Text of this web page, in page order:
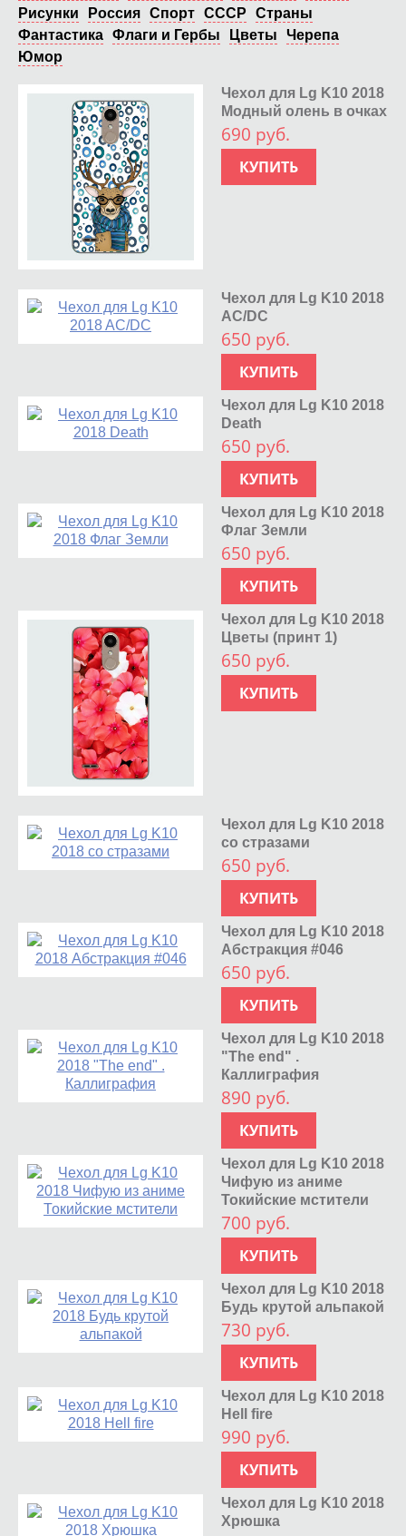
Рисунки
Россия Спорт СССР
Страны
Фантастика Флаги и Гербы Цветы
Черепа
Юмор
Чехол для Lg K10 2018
Модный олень в очках
690 руб.
КУПИТЬ
Чехол для Lg K10 2018
AC/DC
650 руб.
КУПИТЬ
Чехол для Lg K10 2018
Death
650 руб.
КУПИТЬ
Чехол для Lg K10 2018
Флаг Земли
650 руб.
КУПИТЬ
Чехол для Lg K10 2018
Цветы (принт 1)
650 руб.
КУПИТЬ
Чехол для Lg K10 2018
со стразами
650 руб.
КУПИТЬ
Чехол для Lg K10 2018
Абстракция #046
650 руб.
КУПИТЬ
Чехол для Lg K10 2018
"The end" .
Каллиграфия
890 руб.
КУПИТЬ
Чехол для Lg K10 2018
Чифую из аниме
Токийские мстители
700 руб.
КУПИТЬ
Чехол для Lg K10 2018
Будь крутой альпакой
730 руб.
КУПИТЬ
Чехол для Lg K10 2018
Hell fire
990 руб.
КУПИТЬ
Чехол для Lg K10 2018
Хрюшка